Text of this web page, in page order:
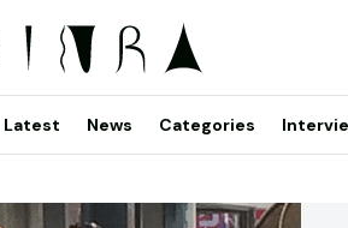
Latest News Categories